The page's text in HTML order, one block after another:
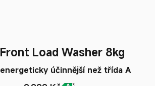
Load Washer 8kg
účinnější než třída A